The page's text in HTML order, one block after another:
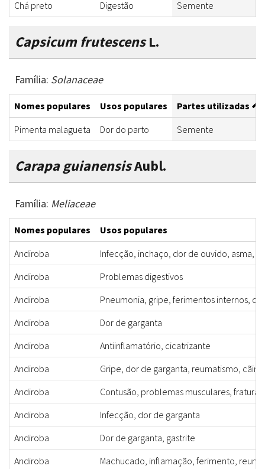
Chá preto Digestão Semente
Capsicum frutescensL.
Família: Solanaceae
Nomes populares Usos populares
Partes utilizadas
Pimenta malagueta
Dor do parto Semente
Carapa guianensisAubl.
Família: Meliaceae
Nomes populares
Usos populares
Andiroba
Infecção, inchaço, dor de ouvido, asma,
Andiroba
Problemas digestivos
Andiroba
Pneumonia, gripe, ferimentos internos,
Andiroba
Dor de garganta
Andiroba
Antiinflamatório, cicatrizante
Andiroba
Gripe, dor de garganta, reumatismo,
Andiroba
Contusão, problemas musculares,
Andiroba
Infecção, dor de garganta
Andiroba
Dor de garganta, gastrite
Andiroba
Machucado, inflamação, ferimento,